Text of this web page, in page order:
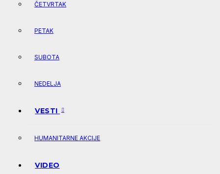
ČETVRTAK
PETAK
SUBOTA
NEDELJA
VESTI
HUMANITARNE AKCIJE
VIDEO